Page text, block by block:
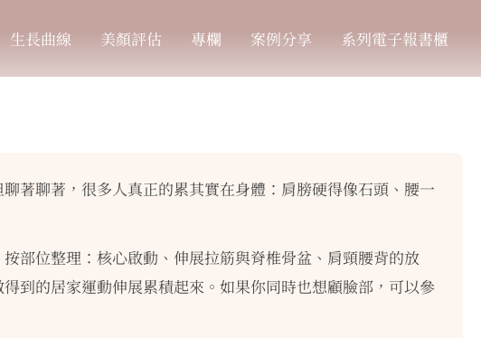
生長曲線 美顏評估 專欄 案例分享 系列電子報書櫃
著聊著，很多人真正的累其實在身體：肩膀硬得像石頭、腰一
部位整理：核心啟動、伸展拉筋與脊椎骨盆、肩頸腰背的放
到的居家運動伸展累積起來。如果你同時也想顧臉部，可以參